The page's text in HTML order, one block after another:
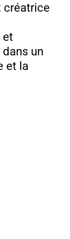
créatrice
et
un
et la